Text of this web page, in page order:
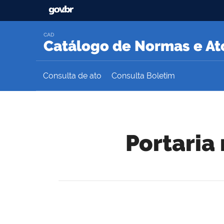
Catálogo de Normas e
CAD
Consulta de ato Consulta Boletim
Portaria